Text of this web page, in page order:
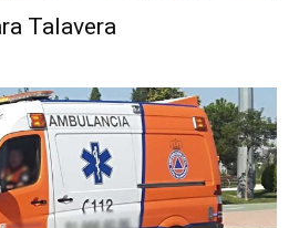
Talavera